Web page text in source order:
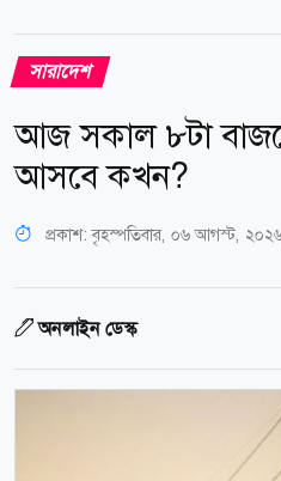
সারাদেশ
আজ সকাল ৮টা
আসবে কখন?
প্রকাশ:বৃহস্পতিবার, ০৬ আগস্ট,
অনলাইন ডেস্ক